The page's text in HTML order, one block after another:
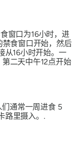
窗口为16小时，进
食窗口开始，然后
从16小时开始。一
二天中午12点开始
通常一周进食 5
路里摄入。.